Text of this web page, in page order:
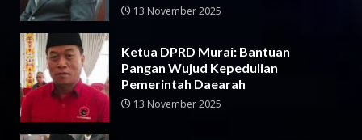
13 November 2025
Ketua DPRD Murai: Bantuan
Pangan Wujud Kepedulian
Pemerintah Daearah
13 November 2025